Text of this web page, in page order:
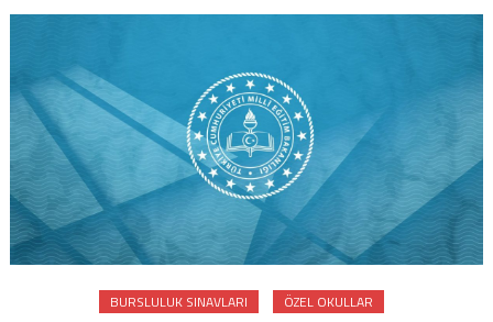
BURSLULUK SINAVLARI ÖZEL OKULLAR